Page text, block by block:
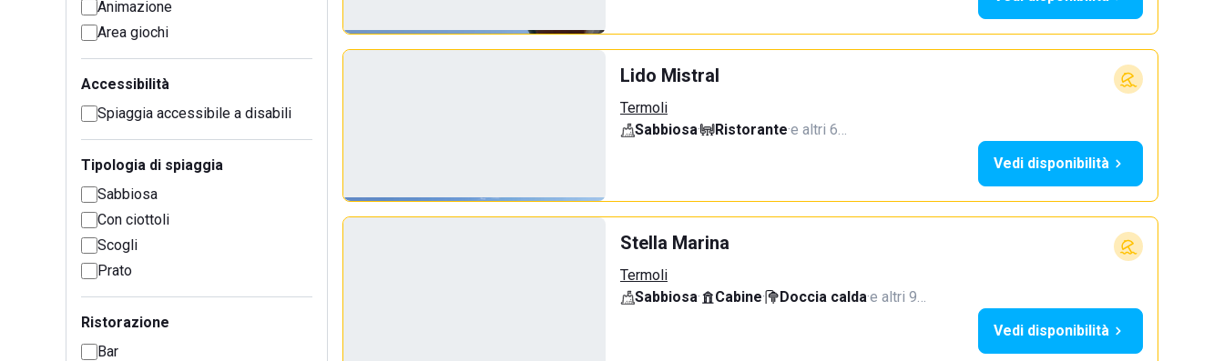
Animazione
Area giochi
Accessibilità
Spiaggia accessibile a disabili
Tipologia di spiaggia
Sabbiosa
Con ciottoli
Scogli
Prato
Ristorazione
Bar
Lido Mistral
Termoli
Sabbiosa· Ristorante·e altri 6…
Vedi disponibilità
Stella Marina
Termoli
Sabbiosa· Cabine· Doccia calda·e altri 9…
Vedi disponibilità